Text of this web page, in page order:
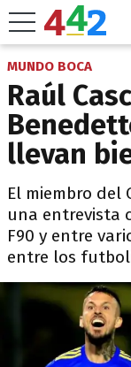
MUNDO BOCA
Raúl
llevan
El miembro del
una entrevista
F90 y entre
entre los